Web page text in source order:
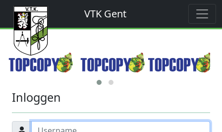
VTK Gent
Inloggen